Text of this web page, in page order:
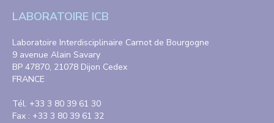
LABORATOIRE ICB
Laboratoire Interdisciplinaire Carnot de Bourgogne
9 avenue Alain Savary
BP 47870, 21078 Dijon Cedex
FRANCE
Tél. +33 3 80 39 61 30
Fax : +33 3 80 39 61 32